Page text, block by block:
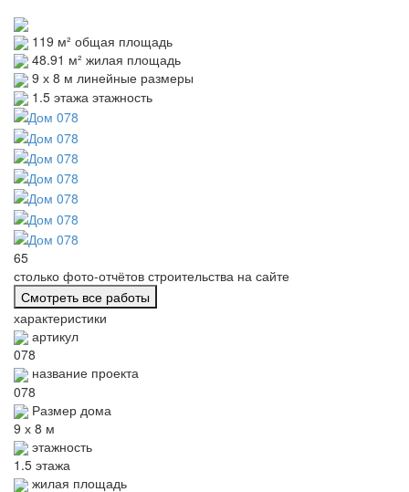
119 м² общая площадь
48.91 м² жилая площадь
9 х 8 м линейные размеры
1.5 этажа этажность
65
столько фото-отчётов строительства на сайте
Смотреть все работы
характеристики
артикул
078
название проекта
078
Размер дома
9 х 8 м
этажность
1.5 этажа
жилая площадь